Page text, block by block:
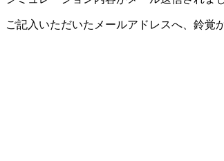
ご記入いただいたメールアドレスへ、鈴覚